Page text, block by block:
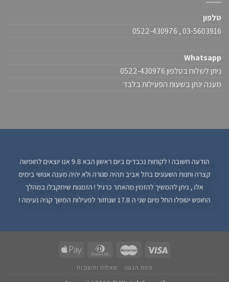
טלפון
03-5603916 , 0522-430976
Whatsapp
ניתן לשלוח בטלפון 0522-430976
מענה ינתן בשעות הפעילות בלבד
הודעה חשובה ! לקוחות נכבדים ביום ראשון הבא 9.8 אנו יוצאים לחופשה
קצרה וחנות השעונים בתל אביב תהיה סגורה ולא יהיה מענה אנושי בימים
אלו , ניתן להמשיך להזמין מהאתר כרגיל ! הזמנות שיתקבלו במהלך
החופש יטופלו החל מיום שני ה 17.8 שנחזור לפעילות המשך קניה נעימה !
מפת הגעה שאלות ותשובות